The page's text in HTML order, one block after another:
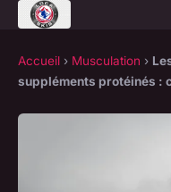
Accueil › Musculation ›
suppléments protéinés :